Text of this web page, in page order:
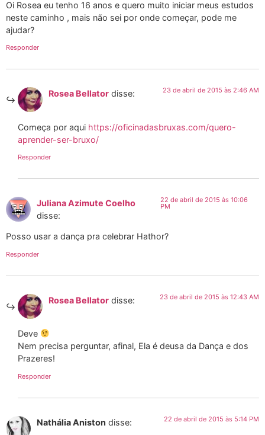
Oi Rosea eu tenho 16 anos e quero muito iniciar meus estudos
neste caminho , mais não sei por onde começar, pode me
ajudar?
Responder
Rosea Bellator disse: 23 de abril de 2015 às 2:46 AM
Começa por aqui https://oficinadasbruxas.com/quero-
aprender-ser-bruxo/
Responder
Juliana Azimute Coelho
disse:
22 de abril de 2015 às 10:06
PM
Posso usar a dança pra celebrar Hathor?
Responder
Rosea Bellator disse: 23 de abril de 2015 às 12:43 AM
Deve
Nem precisa perguntar, afinal, Ela é deusa da Dança e dos
Prazeres!
Responder
Nathália Aniston disse: 22 de abril de 2015 às 5:14 PM